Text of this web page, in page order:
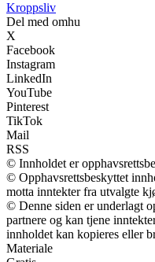
Kroppsliv
Del med omhu
X
Facebook
Instagram
LinkedIn
YouTube
Pinterest
TikTok
Mail
RSS
© Innholdet er
© Opphavsrettsbeskyttet
motta inntekter fra utvalgte
© Denne siden er underlagt
partnere og kan tjene
innholdet kan kopieres eller
Materiale